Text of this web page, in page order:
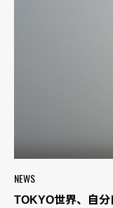
NEWS
TOKYO世界、自